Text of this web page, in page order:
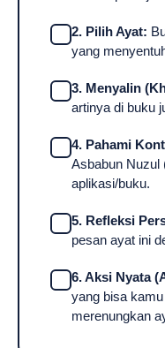
2. Pilih Ayat:
yang
3. Menyalin
artinya di buku
4. Pahami
Asbabun Nuzul
aplikasi/buku.
5. Refleksi
pesan ayat ini
6. Aksi Nyata
yang bisa
merenungkan